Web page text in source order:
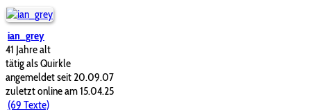
ian_grey
41 Jahre alt
tätig als Quirkle
angemeldet seit 20.09.07
zuletzt online am 15.04.25
(69 Texte)